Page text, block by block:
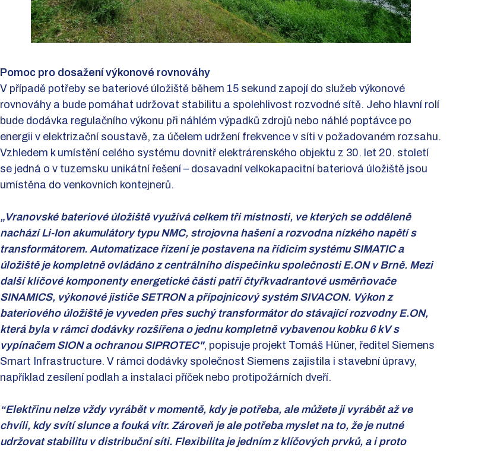
Pomoc pro dosažení výkonové rovnováhy
V případě potřeby se bateriové úložiště během 15 sekund zapojí do služeb výkonové
rovnováhy a bude pomáhat udržovat stabilitu a spolehlivost rozvodné sítě. Jeho hlavní rolí
bude dodávka regulačního výkonu při náhlém výpadků zdrojů nebo náhlé poptávce po
energii v elektrizační soustavě, za účelem udržení frekvence v síti v požadovaném rozsahu.
Vzhledem k umístění celého systému dovnitř elektrárenského objektu z 30. let 20. století
se jedná o v tuzemsku unikátní řešení – dosavadní velkokapacitní bateriová úložiště jsou
umístěna do venkovních kontejnerů.
„Vranovské bateriové úložiště využívá celkem tři místnosti, ve kterých se odděleně
nachází Li-Ion akumulátory typu NMC, strojovna hašení a rozvodna nízkého napětí s
transformátorem. Automatizace řízení je postavena na řídicím systému SIMATIC a
úložiště je kompletně ovládáno z centrálního dispečinku společnosti E.ON v Brně. Mezi
další klíčové komponenty energetické části patří čtyřkvadrantové usměrňovače
SINAMICS, výkonové jističe SETRON a přípojnicový systém SIVACON. Výkon z
bateriového úložiště je vyveden přes suchý transformátor do stávající rozvodny E.ON,
která byla v rámci dodávky rozšířena o jednu kompletně vybavenou kobku 6 kV s
vypínačem SION a ochranou SIPROTEC", popisuje projekt Tomáš Hüner, ředitel Siemens
Smart Infrastructure. V rámci dodávky společnost Siemens zajistila i stavební úpravy,
například zesílení podlah a instalaci příček nebo protipožárních dveří.
“Elektřinu nelze vždy vyrábět v momentě, kdy je potřeba, ale můžete ji vyrábět až ve
chvíli, kdy svítí slunce a fouká vítr. Zároveň je ale potřeba myslet na to, že je nutné
udržovat stabilitu v distribuční síti. Flexibilita je jedním z klíčových prvků, a i proto